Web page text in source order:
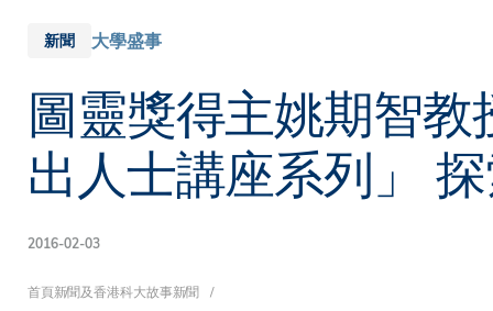
新聞 大學盛事
圖靈獎得主姚期智
出人士講座系列」
2016-02-03
首頁新聞及香港科大故事新聞